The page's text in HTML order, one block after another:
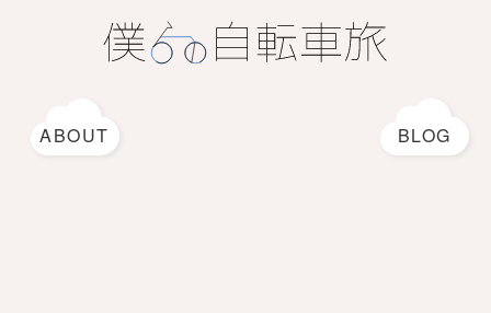
ABOUT BLOG